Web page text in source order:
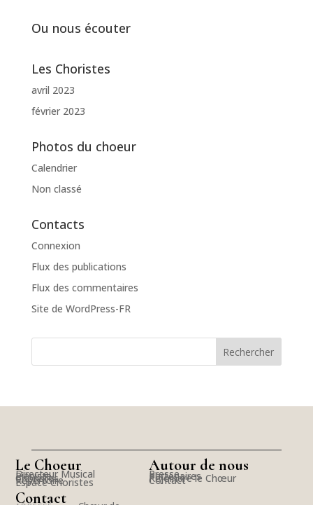
Ou nous écouter
Les Choristes
avril 2023
février 2023
Photos du choeur
Calendrier
Non classé
Contacts
Connexion
Flux des publications
Flux des commentaires
Site de WordPress-FR
Le Choeur
Directeur Musical
Pianiste
Choristes
Répertoire
Espace Choristes
Autour de nous
Presse
Partenaires
Rejoindre le Chœur
Contact
Contact